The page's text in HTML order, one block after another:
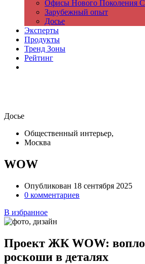
Офисы Нового Поколения
Зарубежный опыт
Досье
Эксперты
Продукты
Тренд Зоны
Рейтинг
Досье
Общественный интерьер,
Москва
WOW
Опубликован 18 сентября 2025
0 комментариев
В избранное
Проект ЖК WOW:
роскоши в деталях